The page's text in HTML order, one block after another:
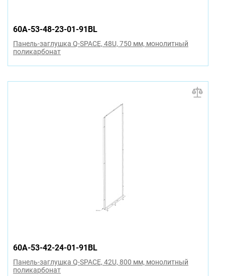
60A-53-48-23-01-91BL
Панель-заглушка Q-SPACE, 48U, 750 мм, монолитный
поликарбонат
60A-53-42-24-01-91BL
Панель-заглушка Q-SPACE, 42U, 800 мм, монолитный
поликарбонат